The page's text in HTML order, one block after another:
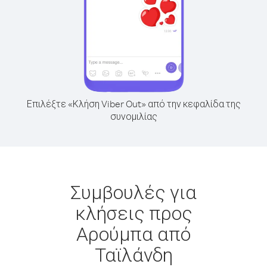
Επιλέξτε «Κλήση Viber Out» από την κεφαλίδα της
συνομιλίας
Συμβουλές για
κλήσεις προς
Αρούμπα από
Ταϊλάνδη